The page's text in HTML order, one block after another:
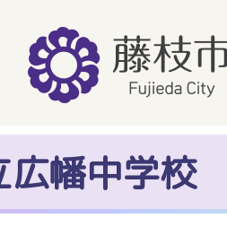
広幡中学校